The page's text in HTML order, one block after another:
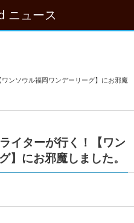
ニュース
ンソウル福岡ワンデーリーグ】にお邪魔
イターが行く！【ワン
】にお邪魔しました。